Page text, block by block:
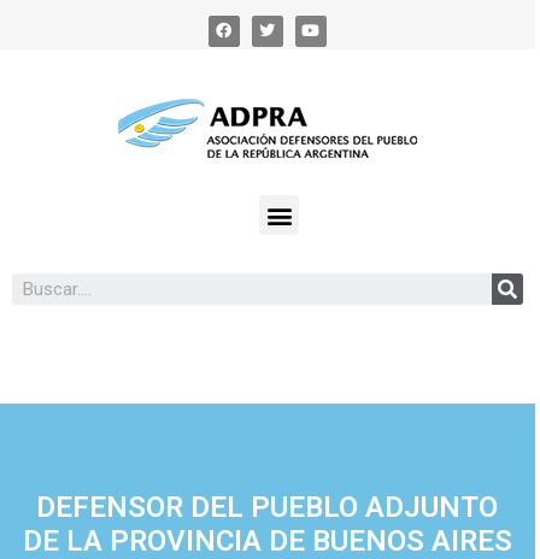
DEFENSOR DEL PUEBLO ADJUNTO
DE LA PROVINCIA DE BUENOS AIRES